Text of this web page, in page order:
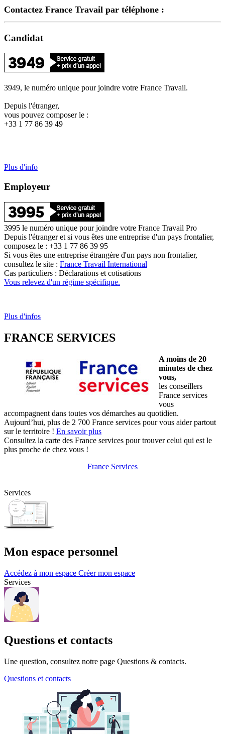
Contactez France Travail par téléphone :
Candidat
3949, le numéro unique pour joindre votre France Travail.
Depuis l'étranger,
vous pouvez composer le :
+33 1 77 86 39 49
Plus d'info
Employeur
3995 le numéro unique pour joindre votre France Travail Pro
Depuis l'étranger et si vous êtes une entreprise d'un pays frontalier,
composez le : +33 1 77 86 39 95
Si vous êtes une entreprise étrangère d'un pays non frontalier,
consultez le site : France Travail International
Cas particuliers : Déclarations et cotisations
Vous relevez d'un régime spécifique.
Plus d'infos
FRANCE SERVICES
A moins de 20
minutes de chez
vous,
les conseillers
France services
vous
accompagnent dans toutes vos démarches au quotidien.
Aujourd’hui, plus de 2 700 France services pour vous aider partout
sur le territoire ! En savoir plus
Consultez la carte des France services pour trouver celui qui est le
plus proche de chez vous !
France Services
Services
Mon espace personnel
Accédez à mon espace Créer mon espace
Services
Questions et contacts
Une question, consultez notre page Questions & contacts.
Questions et contacts